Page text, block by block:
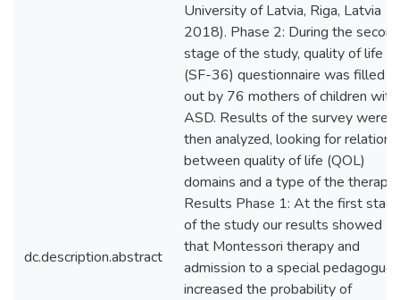
dc.description.abstract
University of Latvia, Riga, Latvia
2018). Phase 2: During the second
stage of the study, quality of life
(SF-36) questionnaire was filled
out by 76 mothers of children with
ASD. Results of the survey were
then analyzed, looking for relations
between quality of life (QOL)
domains and a type of the therapy.
Results Phase 1: At the first
of the study our results showed
that Montessori therapy and
admission to a special pedagogue
increased the probability of